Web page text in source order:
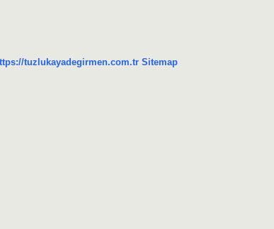
tuzlukayadegirmen.com.tr Sitemap